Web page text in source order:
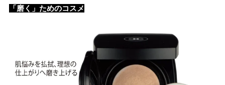
「磨く」ためのコスメ